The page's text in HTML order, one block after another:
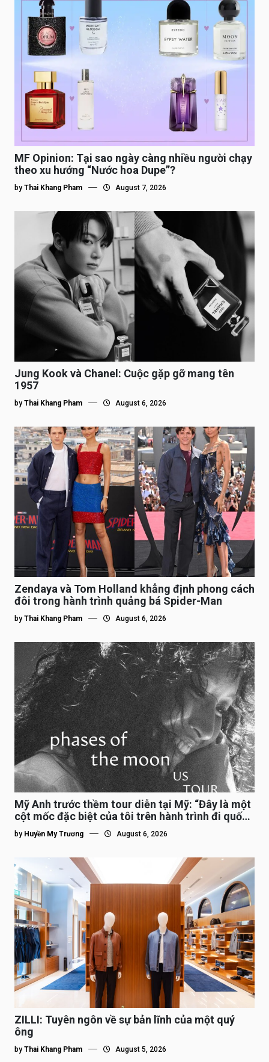
MF Opinion: Tại sao ngày càng nhiều người chạy
theo xu hướng “Nước hoa Dupe”?
by Thai Khang Pham August 7, 2026
Jung Kook và Chanel: Cuộc gặp gỡ mang tên
1957
by Thai Khang Pham August 6, 2026
Zendaya và Tom Holland khẳng định phong cách
đôi trong hành trình quảng bá Spider-Man
by Thai Khang Pham August 6, 2026
Mỹ Anh trước thềm tour diễn tại Mỹ: “Đây là một
cột mốc đặc biệt của tôi trên hành trình đi quốc
tế”
by Huyền My Trương August 6, 2026
ZILLI: Tuyên ngôn về sự bản lĩnh của một quý
ông
by Thai Khang Pham August 5, 2026